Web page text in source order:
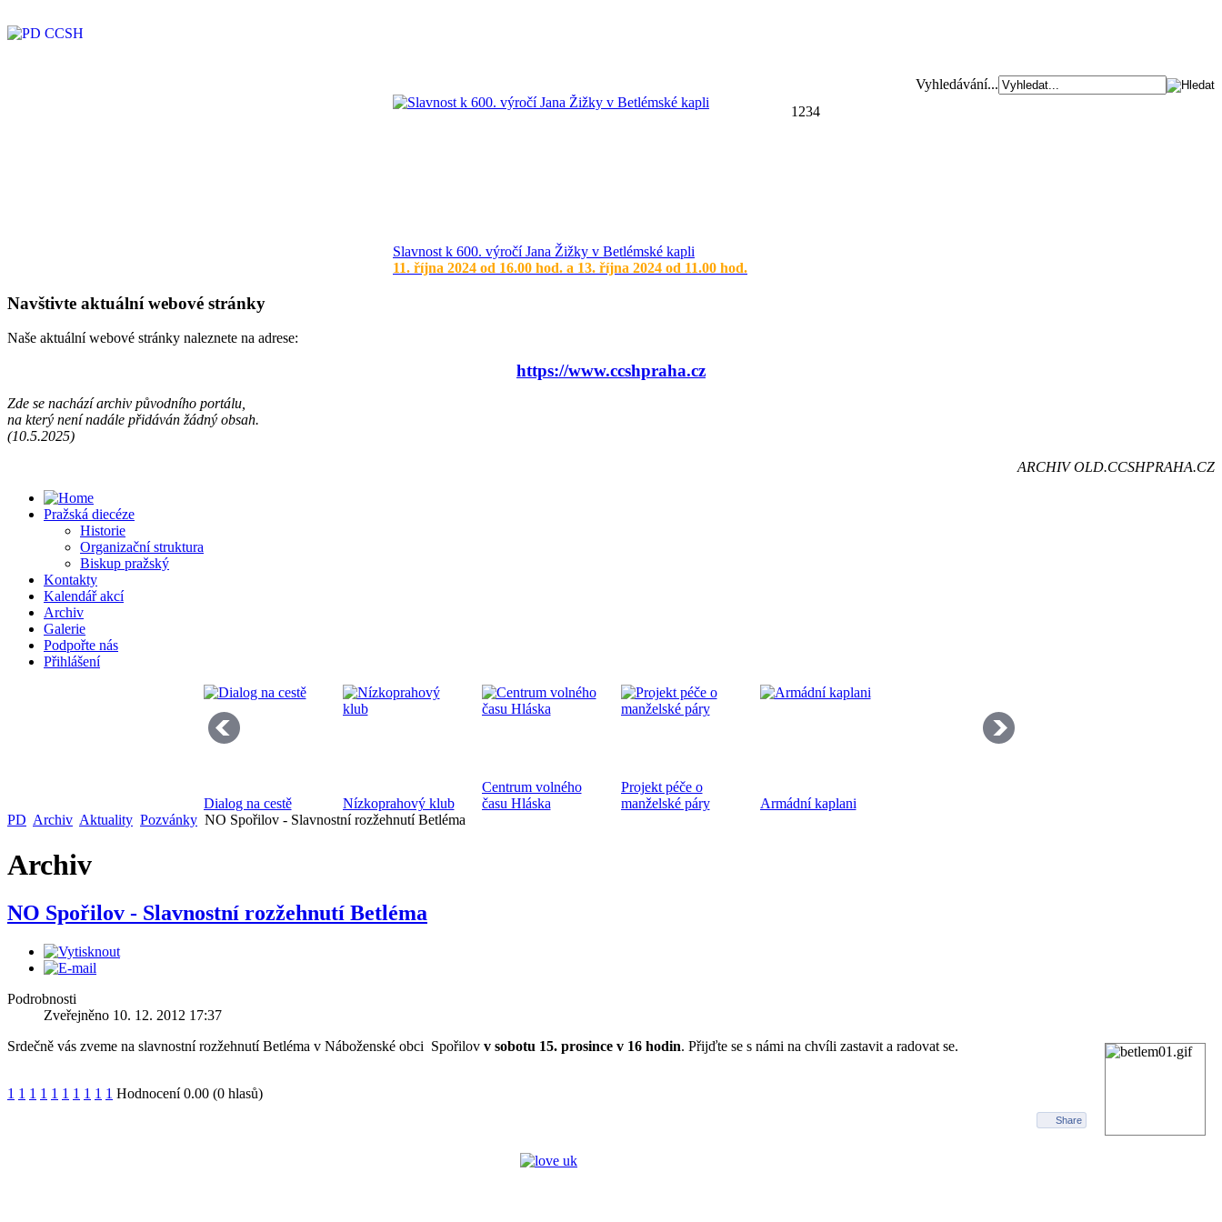
Vyhledávání...
Slavnost k 600. výročí Jana Žižky v Betlémské kapli
11. října 2024 od 16.00 hod. a 13. října 2024 od 11.00 hod.
Bohoslužba ke dni válečných veteránů 10.11.2024
K ukončení 1. sv. války a k 83. výročí úmrtí bratra Jana Opletala
1 234
Navštivte aktuální webové stránky
Naše aktuální webové stránky naleznete na adrese:
https://www.ccshpraha.cz
Zde se nachází archiv původního portálu,
na který není nadále přidáván žádný obsah.
(10.5.2025)
ARCHIV OLD.CCSHPRAHA.CZ
Pražská diecéze
Historie
Organizační struktura
Biskup pražský
Kontakty
Kalendář akcí
Archiv
Galerie
Podpořte nás
Přihlášení
Dialog na cestě Nízkoprahový klub
Centrum volného
času Hláska
Projekt péče o
manželské páry
Armádní kaplani
Domov na půl cesty
Sociální poradna
Dětský domov
Husův institut
teologických studií
Archa ZŠ a MŠ při
PD Archiv Aktuality Pozvánky NO Spořilov - Slavnostní rozžehnutí Betléma
Archiv
NO Spořilov - Slavnostní rozžehnutí Betléma
Podrobnosti
Zveřejněno 10. 12. 2012 17:37
Srdečně vás zveme na slavnostní rozžehnutí Betléma v Náboženské obci Spořilov v sobotu 15. prosince v 16 hodin. Přijďte se s námi na chvíli zastavit a radovat se.
1 1 1 1 1 1 1 1 1 1 Hodnocení 0.00 (0 hlasů)
Share